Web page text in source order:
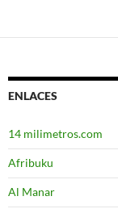
ENLACES
14 milimetros.com
Afribuku
Al Manar